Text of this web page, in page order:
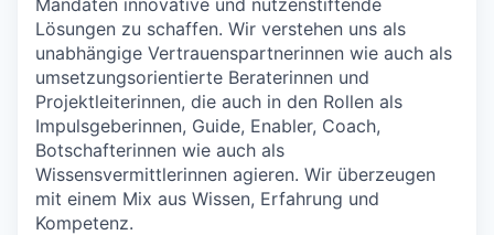
Lösungen zu schaffen. Wir verstehen uns als
unabhängige Vertrauenspartnerinnen wie auch als
umsetzungsorientierte Beraterinnen und
Projektleiterinnen, die auch in den Rollen als
Impulsgeberinnen, Guide, Enabler, Coach,
Botschafterinnen wie auch als
Wissensvermittlerinnen agieren. Wir überzeugen
mit einem Mix aus Wissen, Erfahrung und
Kompetenz.